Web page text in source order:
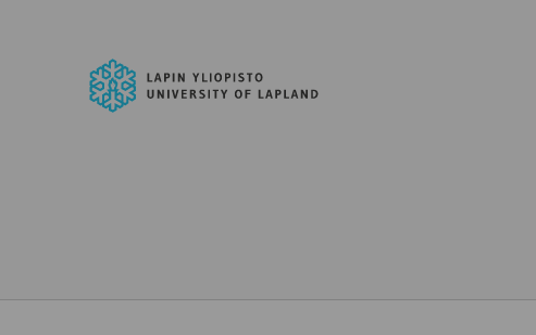
Lapin
yliopisto